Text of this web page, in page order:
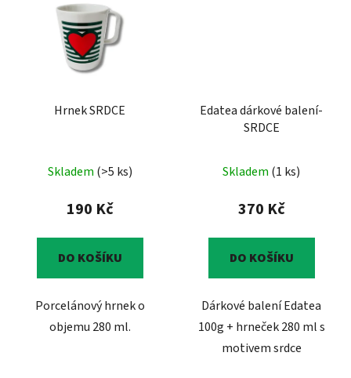
Hrnek SRDCE
Skladem (>5 ks)
190 Kč
DO KOŠÍKU
Porcelánový hrnek o
objemu 280 ml.
Edatea dárkové balení-
SRDCE
Skladem (1 ks)
370 Kč
DO KOŠÍKU
Dárkové balení Edatea
100g + hrneček 280 ml s
motivem srdce